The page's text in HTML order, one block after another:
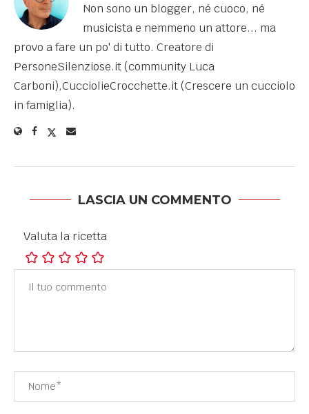
Non sono un blogger, né cuoco, né
musicista e nemmeno un attore... ma
provo a fare un po' di tutto. Creatore di
PersoneSilenziose.it (community Luca
Carboni),CucciolieCrocchette.it (Crescere un cucciolo
in famiglia).
LASCIA UN COMMENTO
Valuta la ricetta